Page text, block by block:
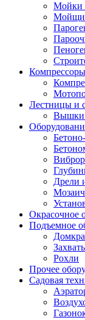
Мойки
Лестницы и
Вышки
Дрели
Окрасочное
Подъемное
Рохли
Прочее
Садовая